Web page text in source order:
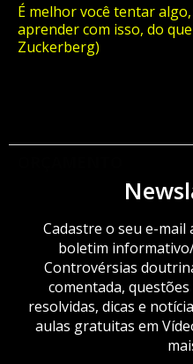
É melhor você tentar
aprender com isso, do
Zuckerberg)
Cadastre o seu e-mail
boletim
Controvérsias
comentada,
resolvidas, dicas e
aulas gratuitas em